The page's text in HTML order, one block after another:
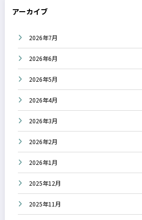
アーカイブ
2026年7月
2026年6月
2026年5月
2026年4月
2026年3月
2026年2月
2026年1月
2025年12月
2025年11月